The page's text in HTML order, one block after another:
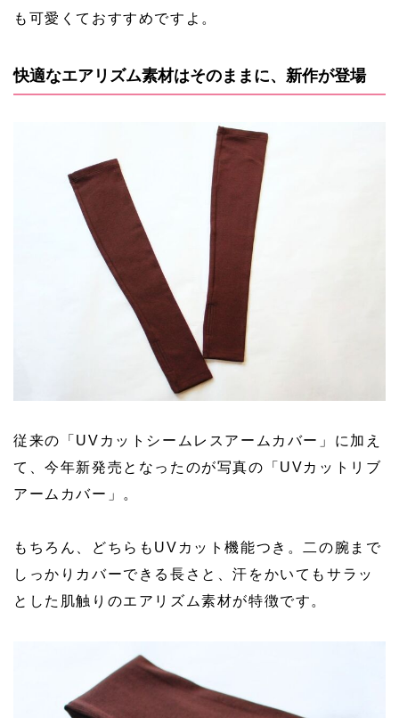
も可愛くておすすめですよ。
快適なエアリズム素材はそのままに、新作が登場
従来の「UVカットシームレスアームカバー」に加え
て、今年新発売となったのが写真の「UVカットリブ
アームカバー」。
もちろん、どちらもUVカット機能つき。二の腕まで
しっかりカバーできる長さと、汗をかいてもサラッ
とした肌触りのエアリズム素材が特徴です。